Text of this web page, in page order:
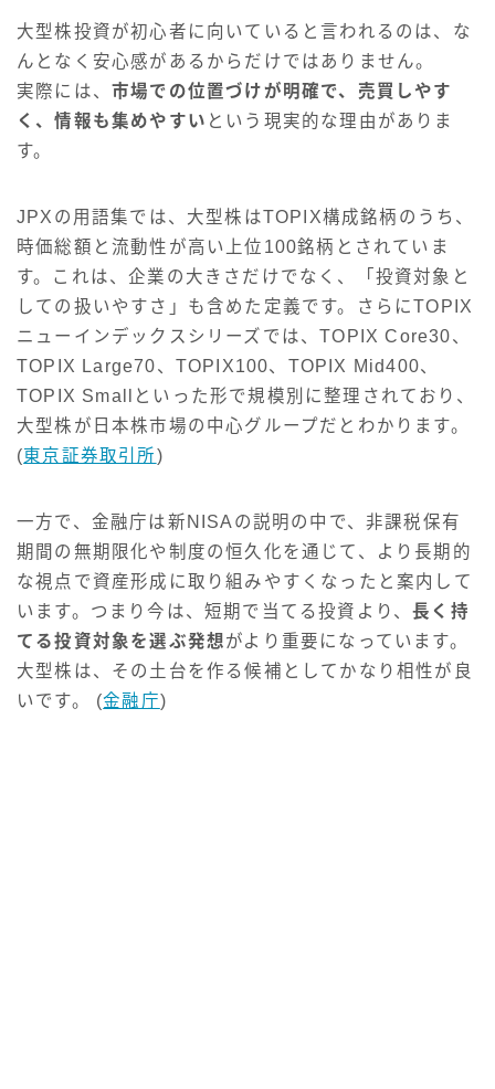
大型株投資が初心者に向いていると言われるのは、な
んとなく安心感があるからだけではありません。
実際には、 市場での位置づけが明確で、売買しやす
く、情報も集めやすい という現実的な理由がありま
す。
JPXの用語集では、大型株はTOPIX構成銘柄のうち、
時価総額と流動性が高い上位100銘柄とされていま
す。これは、企業の大きさだけでなく、「投資対象と
しての扱いやすさ」も含めた定義です。さらにTOPIX
ニューインデックスシリーズでは、TOPIX Core30、
TOPIX Large70、TOPIX100、TOPIX Mid400、
TOPIX Smallといった形で規模別に整理されており、
大型株が日本株市場の中心グループだとわかります。
(東京証券取引所)
一方で、金融庁は新NISAの説明の中で、非課税保有
期間の無期限化や制度の恒久化を通じて、より長期的
な視点で資産形成に取り組みやすくなったと案内して
います。つまり今は、短期で当てる投資より、長く持
てる投資対象を選ぶ発想がより重要になっています。
大型株は、その土台を作る候補としてかなり相性が良
いです。 (金融庁)